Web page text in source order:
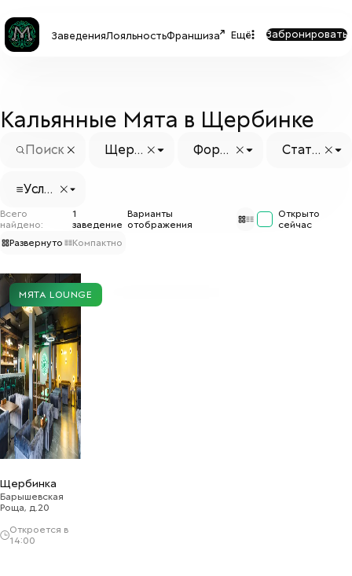
ЗаведенияЛояльностьФраншиза Ещё Забронировать
Кальянные Мята в Щербинке
Щерб
Форм
Стату
Услуг
Всего
найдено:
1
заведение
Варианты
отображения
Открыто
сейчас
Развернуто
Компактно
МЯТА LOUNGE
Щербинка
Барышевская
Роща, д.20
Откроется в
14:00